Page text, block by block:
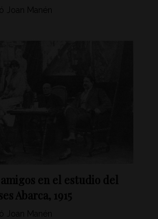
Joan Manén
en el estudio del
Abarca, 1915
Joan Manén